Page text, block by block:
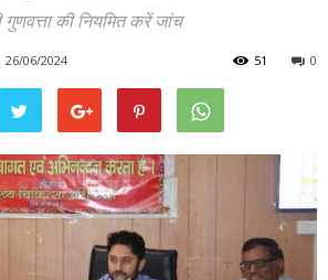
गुणवत्ता की नियमित करें जांच
26/06/2024 0
51